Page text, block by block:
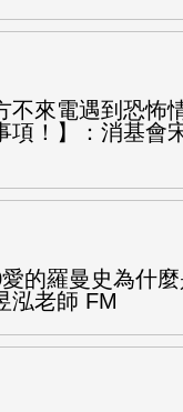
不來電遇到恐怖
項！】：消基會
的羅曼史為什
泓老師 FM